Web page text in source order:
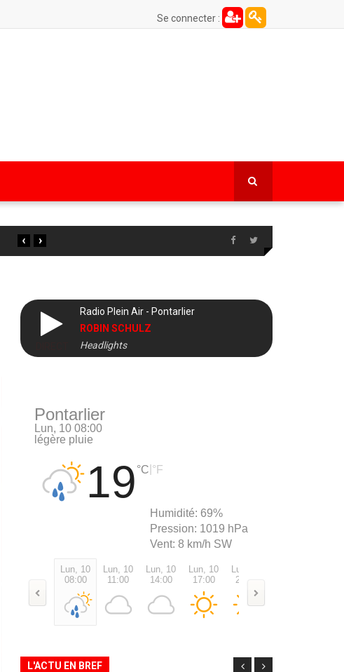
Se connecter :
›
‹
Radio Plein Air - Pontarlier
ROBIN SCHULZ
Headlights
Pontarlier
Lun, 10 08:00
légère pluie
19 °C °F
Humidité: 69%
Pression: 1019 hPa
Vent: 8 km/h SW
Lun, 10
08:00
Lun, 10
11:00
Lun, 10
14:00
Lun, 10
17:00
Lun, 10
20:00
L'ACTU EN BREF